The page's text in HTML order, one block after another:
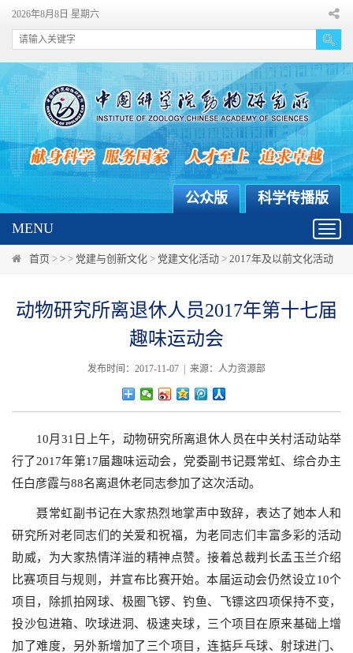
2026年8月8日 星期六
科学传播版
公众版
MENU
首页 > > > 党建与创新文化 > 党建文化活动 > 2017年及以前文化活动
动物研究所离退休人员2017年第十七届
趣味运动会
发布时间：2017-11-07 | 来源：人力资源部
10月31日上午，动物研究所离退休人员在中关村活动站举
行了2017年第17届趣味运动会，党委副书记聂常虹、综合办主
任白彦霞与88名离退休老同志参加了这次活动。
聂常虹副书记在大家热烈地掌声中致辞，表达了她本人和
研究所对老同志们的关爱和祝福，为老同志们丰富多彩的活动
助威，为大家热情洋溢的精神点赞。接着总裁判长孟玉兰介绍
比赛项目与规则，并宣布比赛开始。本届运动会仍然设立10个
项目，除抓拍网球、极圈飞锣、钓鱼、飞镖这四项保持不变，
投沙包进箱、吹球进洞、极速夹球，三个项目在原来基础上增
加了难度，另外新增加了三个项目，连掂乒乓球、射球进门、